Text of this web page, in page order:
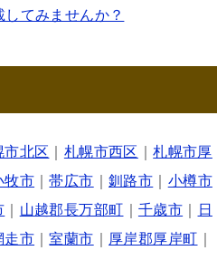
てみませんか？
市北区 札幌市西区 ｜札幌市厚
牧市 ｜帯広市 ｜釧路市
小樽市
山越郡長万部町 千歳市
日
走市 ｜室蘭市 厚岸郡厚岸町